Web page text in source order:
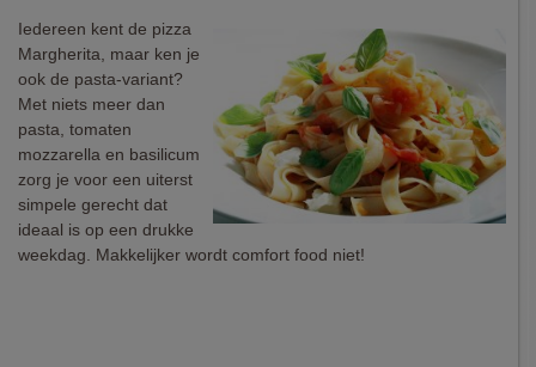
Iedereen kent de pizza
Margherita, maar ken je
ook de pasta-variant?
Met niets meer dan
pasta, tomaten
mozzarella en basilicum
zorg je voor een uiterst
simpele gerecht dat
ideaal is op een drukke
weekdag. Makkelijker wordt comfort food niet!